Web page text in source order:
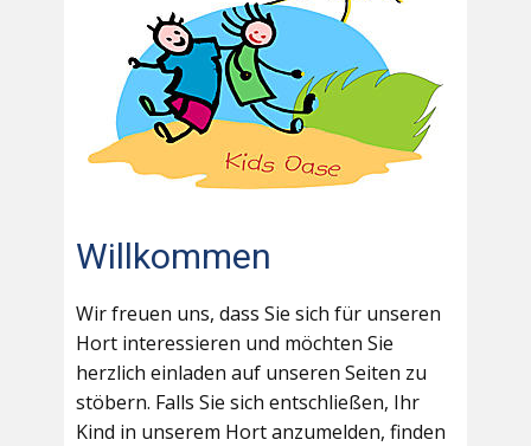
Willkommen
Wir freuen uns, dass Sie sich für unseren
Hort interessieren und möchten Sie
herzlich einladen auf unseren Seiten zu
stöbern. Falls Sie sich entschließen, Ihr
Kind in unserem Hort anzumelden, finden